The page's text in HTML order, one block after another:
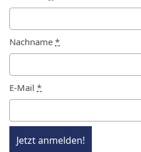
Nachname *
E-Mail *
Jetzt anmelden!